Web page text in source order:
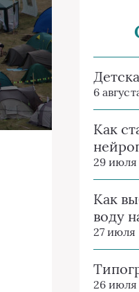
6
Как
29
Как
воду
27 июля
26